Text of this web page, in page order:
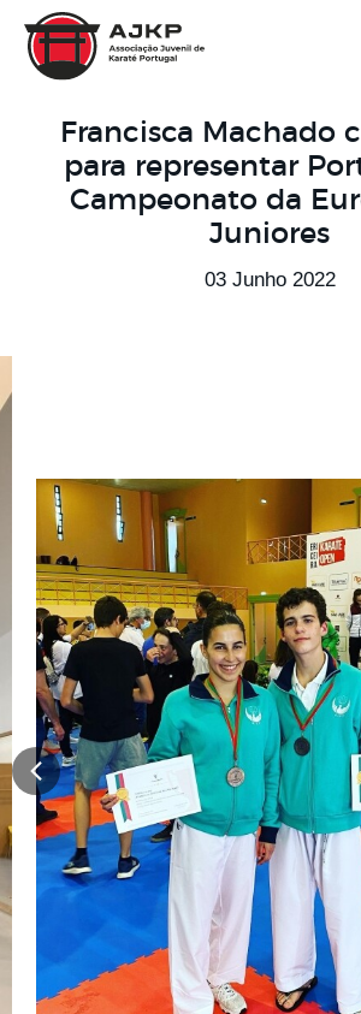
Francisca Machado
para representar
Campeonato da
Juniores
03 Junho 2022